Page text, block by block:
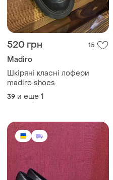
520 грн 15
Madiro
Шкіряні класні лофери
madiro shoes
39 и еще 1